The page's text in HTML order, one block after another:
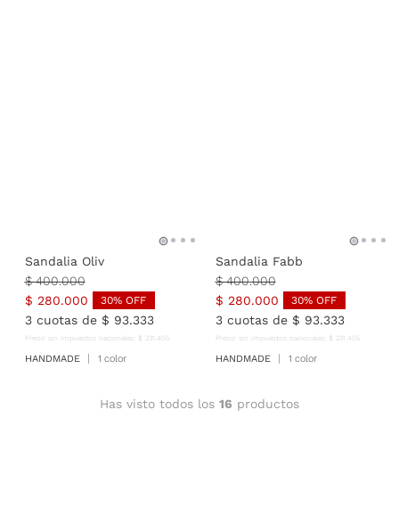
Sandalia Oliv
$ 400.000
$ 280.000 30% OFF
3cuotas de $ 93.333
Precio sin impuestos nacionales: $ 231 405
HANDMADE 1 color
Sandalia Fabb
$ 400.000
$ 280.000 30% OFF
3cuotas de $ 93.333
Precio sin impuestos nacionales: $ 231 405
HANDMADE 1 color
Has visto todos los 16 productos